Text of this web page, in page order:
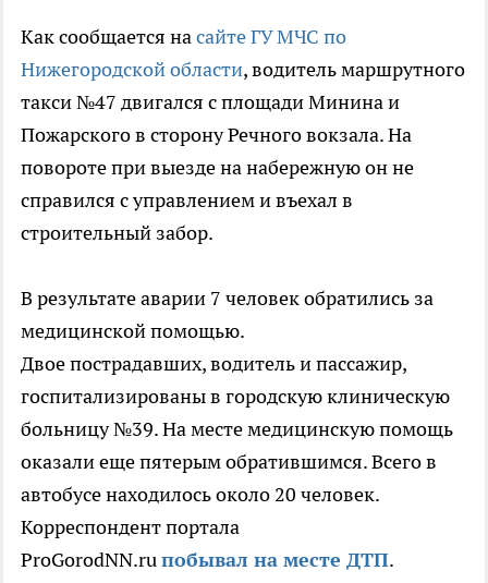
Как сообщается насайте ГУ МЧС по
Нижегородской области, водитель маршрутного
такси №47 двигался с площади Минина и
Пожарского в сторону Речного вокзала. На
повороте при выезде на набережную он не
справился с управлением и въехал в
строительный забор.
В результате аварии 7 человек обратились за
медицинской помощью.
Двое пострадавших, водитель и пассажир,
госпитализированы в городскую клиническую
больницу №39. На месте медицинскую помощь
оказали еще пятерым обратившимся. Всего в
автобусе находилось около 20 человек.
Корреспондент портала
ProGorodNN.ruпобывал на месте ДТП.